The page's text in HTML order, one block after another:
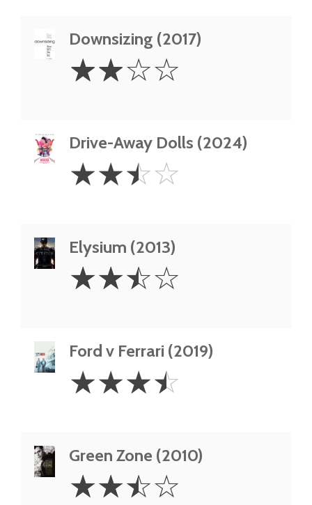
Downsizing (2017)
Stars
☆☆☆☆
Drive-Away Dolls (2024)
2.5
Stars
☆☆☆☆
Elysium (2013)
2.5
Stars
☆☆☆☆
Ford v Ferrari (2019)
3.5
Stars
☆☆☆☆
Green Zone (2010)
2.5
Stars
☆☆☆☆